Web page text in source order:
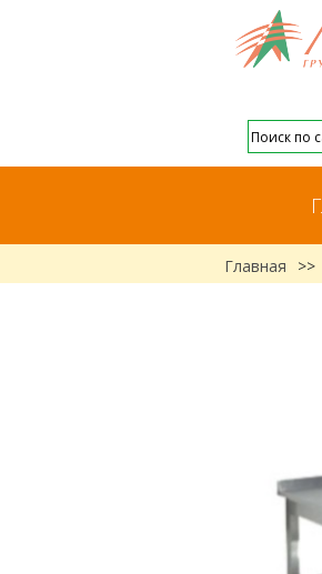
Главная >>